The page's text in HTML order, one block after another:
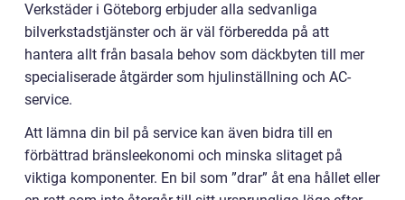
Verkstäder i Göteborg erbjuder alla sedvanliga
bilverkstadstjänster och är väl förberedda på att
hantera allt från basala behov som däckbyten till mer
specialiserade åtgärder som hjulinställning och AC-
service.
Att lämna din bil på service kan även bidra till en
förbättrad bränsleekonomi och minska slitaget på
viktiga komponenter. En bil som ”drar” åt ena hållet eller